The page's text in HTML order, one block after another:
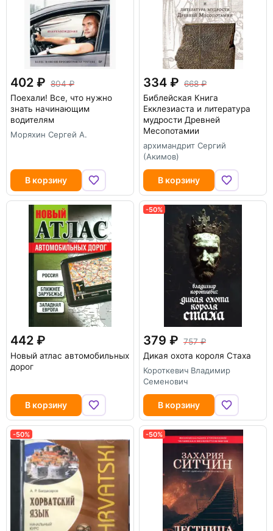
402
804
Поехали! Все, что нужно
знать начинающим
водителям
Моряхин Сергей А.
В корзину
334
668
Библейская Книга
Екклезиаста и литература
мудрости Древней
Месопотамии
архимандрит Сергий
(Акимов)
В корзину
442
Новый атлас автомобильных
дорог
В корзину
-50%
379
757
Дикая охота короля Стаха
Короткевич Владимир
Семенович
В корзину
-50% -50%